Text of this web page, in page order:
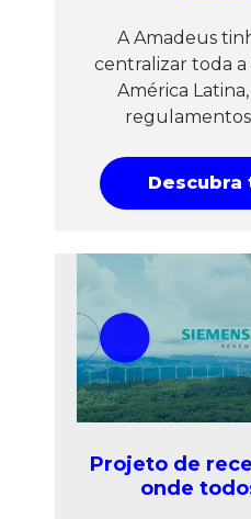
A Amadeus
centralizar toda
América
regulamentos
Descubra
Projeto de
onde